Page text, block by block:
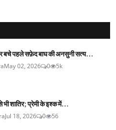
बचे पहले सफ़ेद बाघ की अनसुनी सत्य...
May 02, 2026 0 5k
भी शातिर; प्रेमी के इश्‍क में...
Jul 18, 2026 0 56